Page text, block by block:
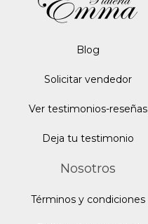
Blog
Solicitar vendedor
Ver testimonios-reseñas
Deja tu testimonio
Nosotros
Términos y condiciones